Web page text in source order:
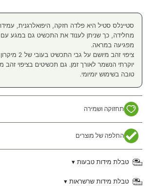
סטיינלס סטיל היא פלדה חזקה, היפואלרגנית,
מחלידה, כך שניתן לענוד את התכשיט גם במגע
מפגיעה במראה.
ציפוי זהב
יוקרתי הנשמר לאורך זמן. גם תכשיטים בציפוי זהב
טובה בשימוש יומיומי.
תחזוקה ושמירה
החלפה של מוצרים
טבלת מידות טבעות ▾
טבלת מידות שרשראות ▾